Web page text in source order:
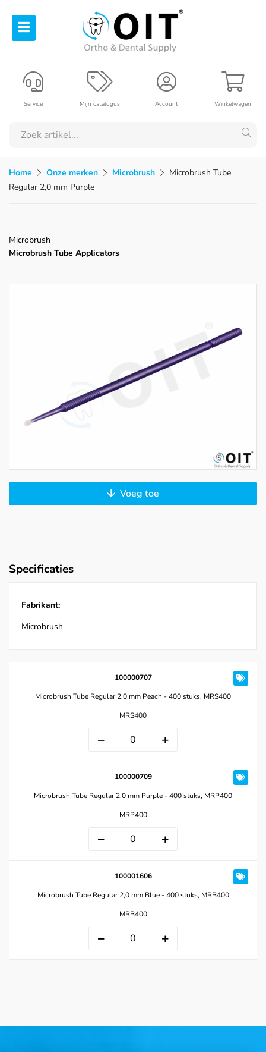
Winkelwagen
Account
Mijn catalogus
Service
Home Onze merken Microbrush
Microbrush Tube
Regular 2,0 mm Purple
Microbrush
Microbrush Tube Applicators
Voeg toe
Specificaties
Fabrikant:
Microbrush
100000707
Microbrush Tube Regular 2,0 mm Peach - 400 stuks, MRS400
MRS400
100000709
Microbrush Tube Regular 2,0 mm Purple - 400 stuks, MRP400
MRP400
100001606
Microbrush Tube Regular 2,0 mm Blue - 400 stuks, MRB400
MRB400